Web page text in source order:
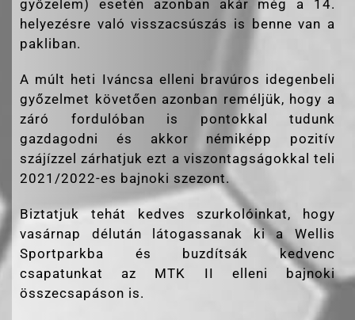
győzelem) esetén azonban akár még a 14.
helyezésre való visszacsúszás is benne van a
pakliban.
A múlt heti Iváncsa elleni bravúros idegenbeli
győzelmet követően azonban reméljük, hogy a
záró fordulóban is pontokkal tudunk
gazdagodni és akkor némiképp pozitív
szájízzel zárhatjuk ezt a viszontagságokkal teli
2021/2022-es bajnoki szezont.
Biztatjuk tehát kedves szurkolóinkat, hogy
vasárnap délután látogassanak ki a Wellis
Sportparkba és buzdítsák kedvenc
csapatunkat az MTK II elleni bajnoki
összecsapáson is.